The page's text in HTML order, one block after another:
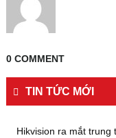
0 COMMENT
TIN TỨC MỚI
Hikvision ra mắt trung